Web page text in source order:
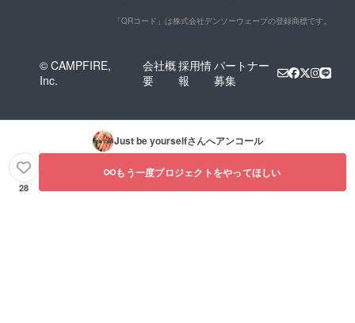
「QRコード」は株式会社デンソーウェーブの登録商標です。
© CAMPFIRE,
Inc.
会社概
要
採用情
報
パートナー
募集
Just be yourselfさんへアンコール
28
もう一度プロジェクトをやってほしい